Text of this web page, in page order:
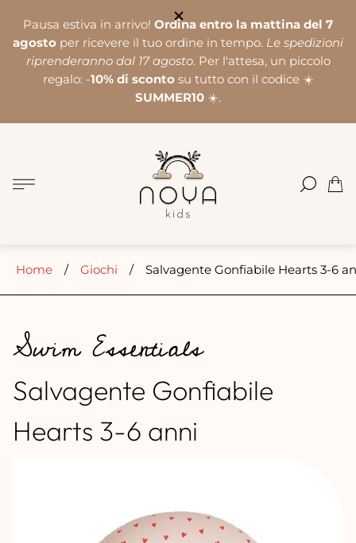
Pausa estiva in arrivo! Ordina entro la mattina del 7
agosto per ricevere il tuo ordine in tempo. Le spedizioni
riprenderanno dal 17 agosto. Per l'attesa, un piccolo
regalo: -10% di scontosu tutto con il codice ☀️
SUMMER10 ☀️.
del
negozio"
Home / Giochi / Salvagente Gonfiabile Hearts 3-6
Swim Essentials
Salvagente Gonfiabile
Hearts 3-6 anni